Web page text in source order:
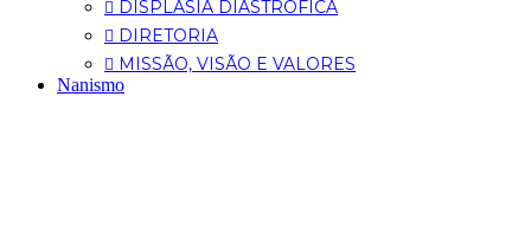
DISPLASIA DIASTRÓFICA
DIRETORIA
MISSÃO, VISÃO E VALORES
Nanismo